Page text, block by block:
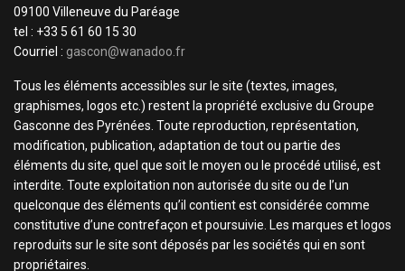
09100 Villeneuve du Paréage
tel : +33 5 61 60 15 30
Courriel : gascon@wanadoo.fr
Tous les éléments accessibles sur le site (textes, images,
graphismes, logos etc.) restent la propriété exclusive du Groupe
Gasconne des Pyrénées. Toute reproduction, représentation,
modification, publication, adaptation de tout ou partie des
éléments du site, quel que soit le moyen ou le procédé utilisé, est
interdite. Toute exploitation non autorisée du site ou de l’un
quelconque des éléments qu’il contient est considérée comme
constitutive d’une contrefaçon et poursuivie. Les marques et logos
reproduits sur le site sont déposés par les sociétés qui en sont
propriétaires.